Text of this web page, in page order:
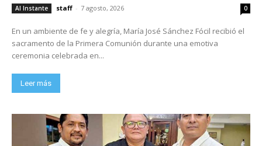
Al Instante staff - 7 agosto, 2026 0
En un ambiente de fe y alegría, María José Sánchez Fócil recibió el
sacramento de la Primera Comunión durante una emotiva
ceremonia celebrada en...
Leer más